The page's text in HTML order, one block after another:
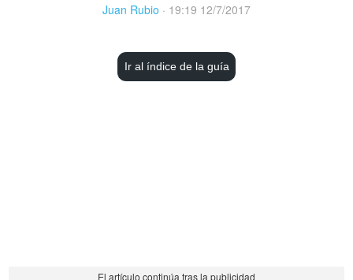
Juan Rubio · 19:19 12/7/2017
Ir al índice de la guía